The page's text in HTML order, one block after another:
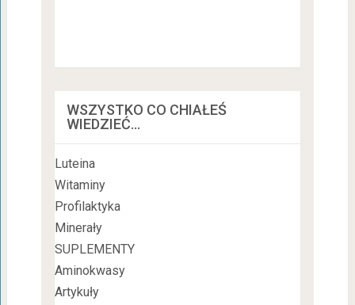
WSZYSTKO CO CHIAŁEŚ
WIEDZIEĆ…
Luteina
Witaminy
Profilaktyka
Minerały
SUPLEMENTY
Aminokwasy
Artykuły